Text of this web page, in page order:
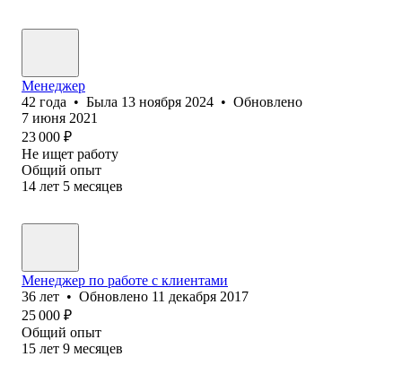
Менеджер
42 года • Была 13 ноября 2024 • Обновлено
7 июня 2021
23 000 ₽
Не ищет работу
Общий опыт
14 лет 5 месяцев
Менеджер по работе с клиентами
36 лет • Обновлено 11 декабря 2017
25 000 ₽
Общий опыт
15 лет 9 месяцев